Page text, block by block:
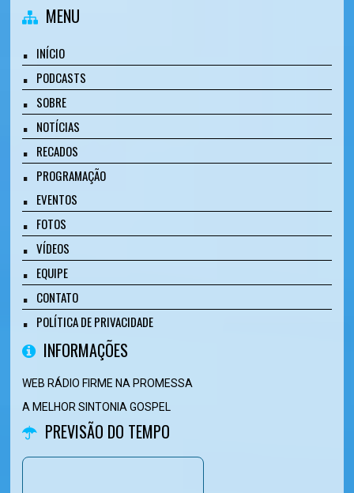
MENU
INÍCIO
PODCASTS
SOBRE
NOTÍCIAS
RECADOS
PROGRAMAÇÃO
EVENTOS
FOTOS
VÍDEOS
EQUIPE
CONTATO
POLÍTICA DE PRIVACIDADE
INFORMAÇÕES
WEB RÁDIO FIRME NA PROMESSA
A MELHOR SINTONIA GOSPEL
PREVISÃO DO TEMPO